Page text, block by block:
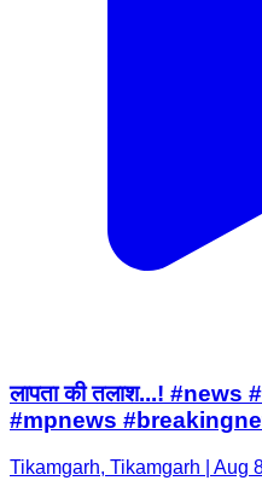
लापता की तलाश...!
#mpnews
Tikamgarh, Tikamgarh | Aug